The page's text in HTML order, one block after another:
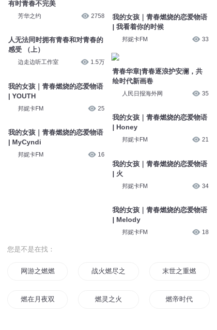
有时青春不完美
芳华之约 2758
人无法同时拥有青春和对青春的
感受 （上）
边走边听工作室 1.5万
我的女孩｜青春燃烧的恋爱物语
| YOUTH
邦妮卡FM 25
我的女孩｜青春燃烧的恋爱物语
| MyCyndi
邦妮卡FM 16
我的女孩｜青春燃烧的恋爱物语
| 我看着你的时候
邦妮卡FM 33
青春华章|青春逐浪护安澜，共
绘时代新画卷
人民日报海外网 35
我的女孩｜青春燃烧的恋爱物语
| Honey
邦妮卡FM 21
我的女孩｜青春燃烧的恋爱物语
| 火
邦妮卡FM 34
我的女孩｜青春燃烧的恋爱物语
| Melody
邦妮卡FM 18
您是不是在找：
网游之燃燃升起 战火燃尽之时 末世之重燃战火
燃在月夜双生间 燃灵之火 燃帝时代